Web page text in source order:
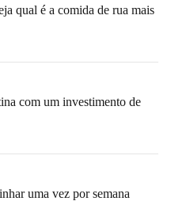
qual é a comida de rua mais
com um investimento de
uma vez por semana